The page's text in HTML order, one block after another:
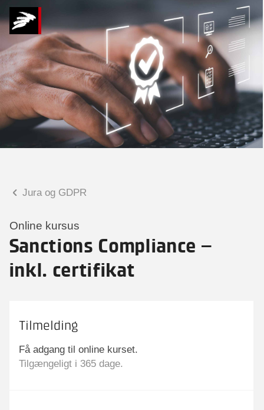
Jura og GDPR
Online kursus
Sanctions Compliance –
inkl. certifikat
Tilmelding
Få adgang til online kurset.
Tilgængeligt i 365 dage.
Praktiske spørgsmål
Spørgsmål til tilmelding, forplejning,
afholdelsessted m.m.
Tobias Bladt Haarder
Hvad kan vi hjælpe
dig med?